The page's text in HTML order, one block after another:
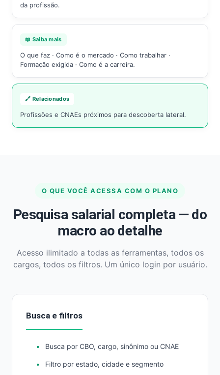
da profissão.
📖 Saiba mais
O que faz · Como é o mercado · Como trabalhar ·
Formação exigida · Como é a carreira.
🔗 Relacionados
Profissões e CNAEs próximos para descoberta lateral.
O QUE VOCÊ ACESSA COM O PLANO
Pesquisa salarial completa — do
macro ao detalhe
Acesso ilimitado a todas as ferramentas, todos os
cargos, todos os filtros. Um único login por usuário.
Busca e filtros
Busca por CBO, cargo, sinônimo ou CNAE
Filtro por estado, cidade e segmento